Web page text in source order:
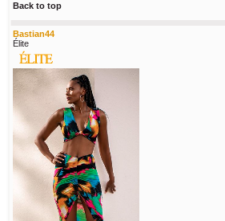
Back to top
Bastian44
Élite